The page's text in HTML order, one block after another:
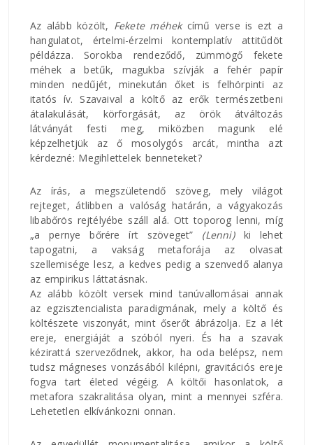
Az alább közölt, Fekete méhekcímű verse is ezt a
hangulatot, értelmi-érzelmi kontemplatív attitűdöt
példázza. Sorokba rendeződő, zümmögő fekete
méhek a betűk, magukba szívják a fehér papír
minden nedűjét, minekután őket is felhörpinti az
itatós ív. Szavaival a költő az erők természetbeni
átalakulását, körforgását, az örök átváltozás
látványát festi meg, miközben magunk elé
képzelhetjük az ő mosolygós arcát, mintha azt
kérdezné: Megihlettelek benneteket?
Az írás, a megszületendő szöveg, mely világot
rejteget, átlibben a valóság határán, a vágyakozás
libabőrös rejtélyébe száll alá. Ott toporog lenni, míg
„a pernye bőrére írt szöveget” (Lenni) ki lehet
tapogatni, a vakság metaforája az olvasat
szellemisége lesz, a kedves pedig a szenvedő alanya
az empirikus láttatásnak.
Az alább közölt versek mind tanúvallomásai annak
az egzisztencialista paradigmának, mely a költő és
költészete viszonyát, mint őserőt ábrázolja. Ez a lét
ereje, energiáját a szóból nyeri. És ha a szavak
kézirattá szerveződnek, akkor, ha oda belépsz, nem
tudsz mágneses vonzásából kilépni, gravitációs ereje
fogva tart életed végéig. A költői hasonlatok, a
metafora szakralitása olyan, mint a mennyei szféra.
Lehetetlen elkívánkozni onnan.